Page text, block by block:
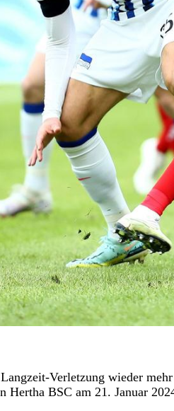
Verletzung wieder
Hertha BSC am 21. Januar